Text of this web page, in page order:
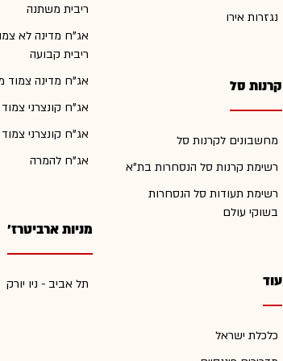
נגזרות אירו
קרנות סל
מחשבונים לקרנות סל
רשימת קרנות סל הנסחרות בת"א
רשימת תעודות סל הנסחרות
בשוקי עולם
עוד
כלכלת ישראל
ריבית משתנה
אג"ח מדינה לא
ריבית קבועה
אג"ח מדינה צמוד
אג"ח קונצרני
אג"ח קונצרני
אג"ח להמרה
מניות ארביטרז'
תל אביב - ניו יורק